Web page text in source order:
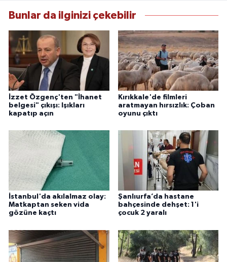
Bunlar da ilginizi çekebilir
İzzet Özgenç'ten "İhanet
belgesi" çıkışı: Işıkları
kapatıp açın
Kırıkkale'de filmleri
aratmayan hırsızlık: Çoban
oyunu çıktı
İstanbul'da akılalmaz olay:
Matkaptan seken vida
gözüne kaçtı
Şanlıurfa’da hastane
bahçesinde dehşet: 1'i
çocuk 2 yaralı